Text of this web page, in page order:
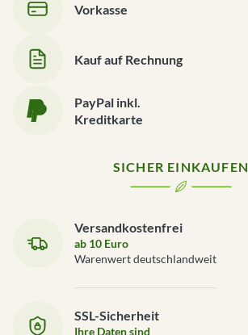
Vorkasse
Kauf auf Rechnung
PayPal inkl.
Kreditkarte
SICHER EINKAUFEN
Versandkostenfrei
ab 10 Euro
Warenwert deutschlandweit
SSL-Sicherheit
Ihre Daten sind